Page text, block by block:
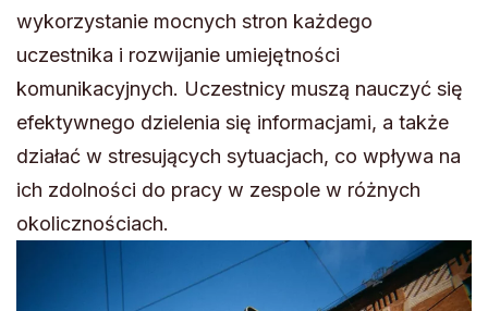
wykorzystanie mocnych stron każdego
uczestnika i rozwijanie umiejętności
komunikacyjnych. Uczestnicy muszą nauczyć się
efektywnego dzielenia się informacjami, a także
działać w stresujących sytuacjach, co wpływa na
ich zdolności do pracy w zespole w różnych
okolicznościach.